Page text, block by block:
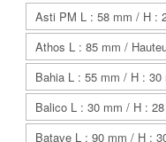
Asti PM L : 58 mm / H :
Athos L : 85 mm /
Bahia L : 55 mm / H : 30
Balico L : 30 mm / H :
Batave L : 90 mm / H :